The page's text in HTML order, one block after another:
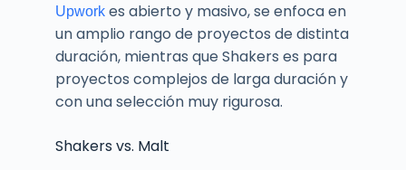
Upworkes abierto y masivo, se enfoca en
un amplio rango de proyectos de distinta
duración, mientras que Shakers es para
proyectos complejos de larga duración y
con una selección muy rigurosa.
Shakers vs. Malt